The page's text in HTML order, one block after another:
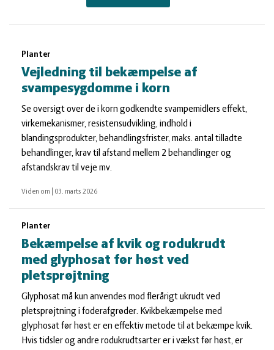
og
vandmiljø
Planter
Økologi
Økonomi
og
ledelse
Øvrige
dyr
Økonomi
og
ledelse
Øvrige
dyr
Søgeresultater
Planter
Vejledning til bekæmpelse af
svampesygdomme i korn
Se oversigt over de i korn godkendte svampemidlers eﬀekt,
virkemekanismer, resistensudvikling, indhold i
blandingsprodukter, behandlingsfrister, maks. antal tilladte
behandlinger, krav til afstand mellem 2 behandlinger og
afstandskrav til veje mv.
Viden om 03. marts 2026
Planter
Bekæmpelse af kvik og rodukrudt
med glyphosat før høst ved
pletsprøjtning
Glyphosat må kun anvendes mod flerårigt ukrudt ved
pletsprøjtning i foderafgrøder. Kvikbekæmpelse med
glyphosat før høst er en effektiv metode til at bekæmpe kvik.
Hvis tidsler og andre rodukrudtsarter er i vækst før høst, er